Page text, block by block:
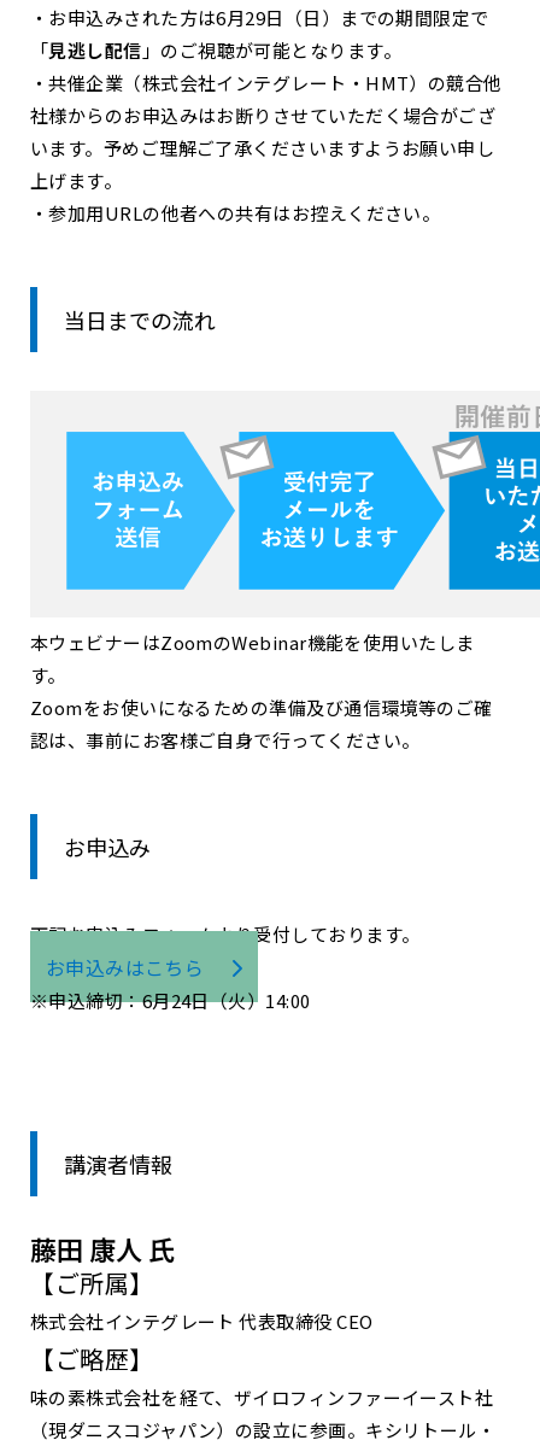
・お申込みされた方は6月29日（日）までの期間限定で
「見逃し配信 」のご視聴が可能となります。
・共催企業（株式会社インテグレート・HMT）の競合他
社様からのお申込みはお断りさせていただく場合がござ
います。予めご理解ご了承くださいますようお願い申し
上げます。
・参加用URLの他者への共有はお控えください。
当日までの流れ
本ウェビナーはZoomのWebinar機能を使用いたしま
す。
Zoomをお使いになるための準備及び通信環境等のご確
認は、事前にお客様ご自身で行ってください。
お申込み
下記お申込みフォームより受付しております。
お申込みはこちら
※申込締切：6月24日（火）14:00
講演者情報
藤田 康人 氏
【ご所属】
株式会社インテグレート 代表取締役 CEO
【ご略歴】
味の素株式会社を経て、ザイロフィンファーイースト社
（現ダニスコジャパン）の設立に参画。キシリトール・